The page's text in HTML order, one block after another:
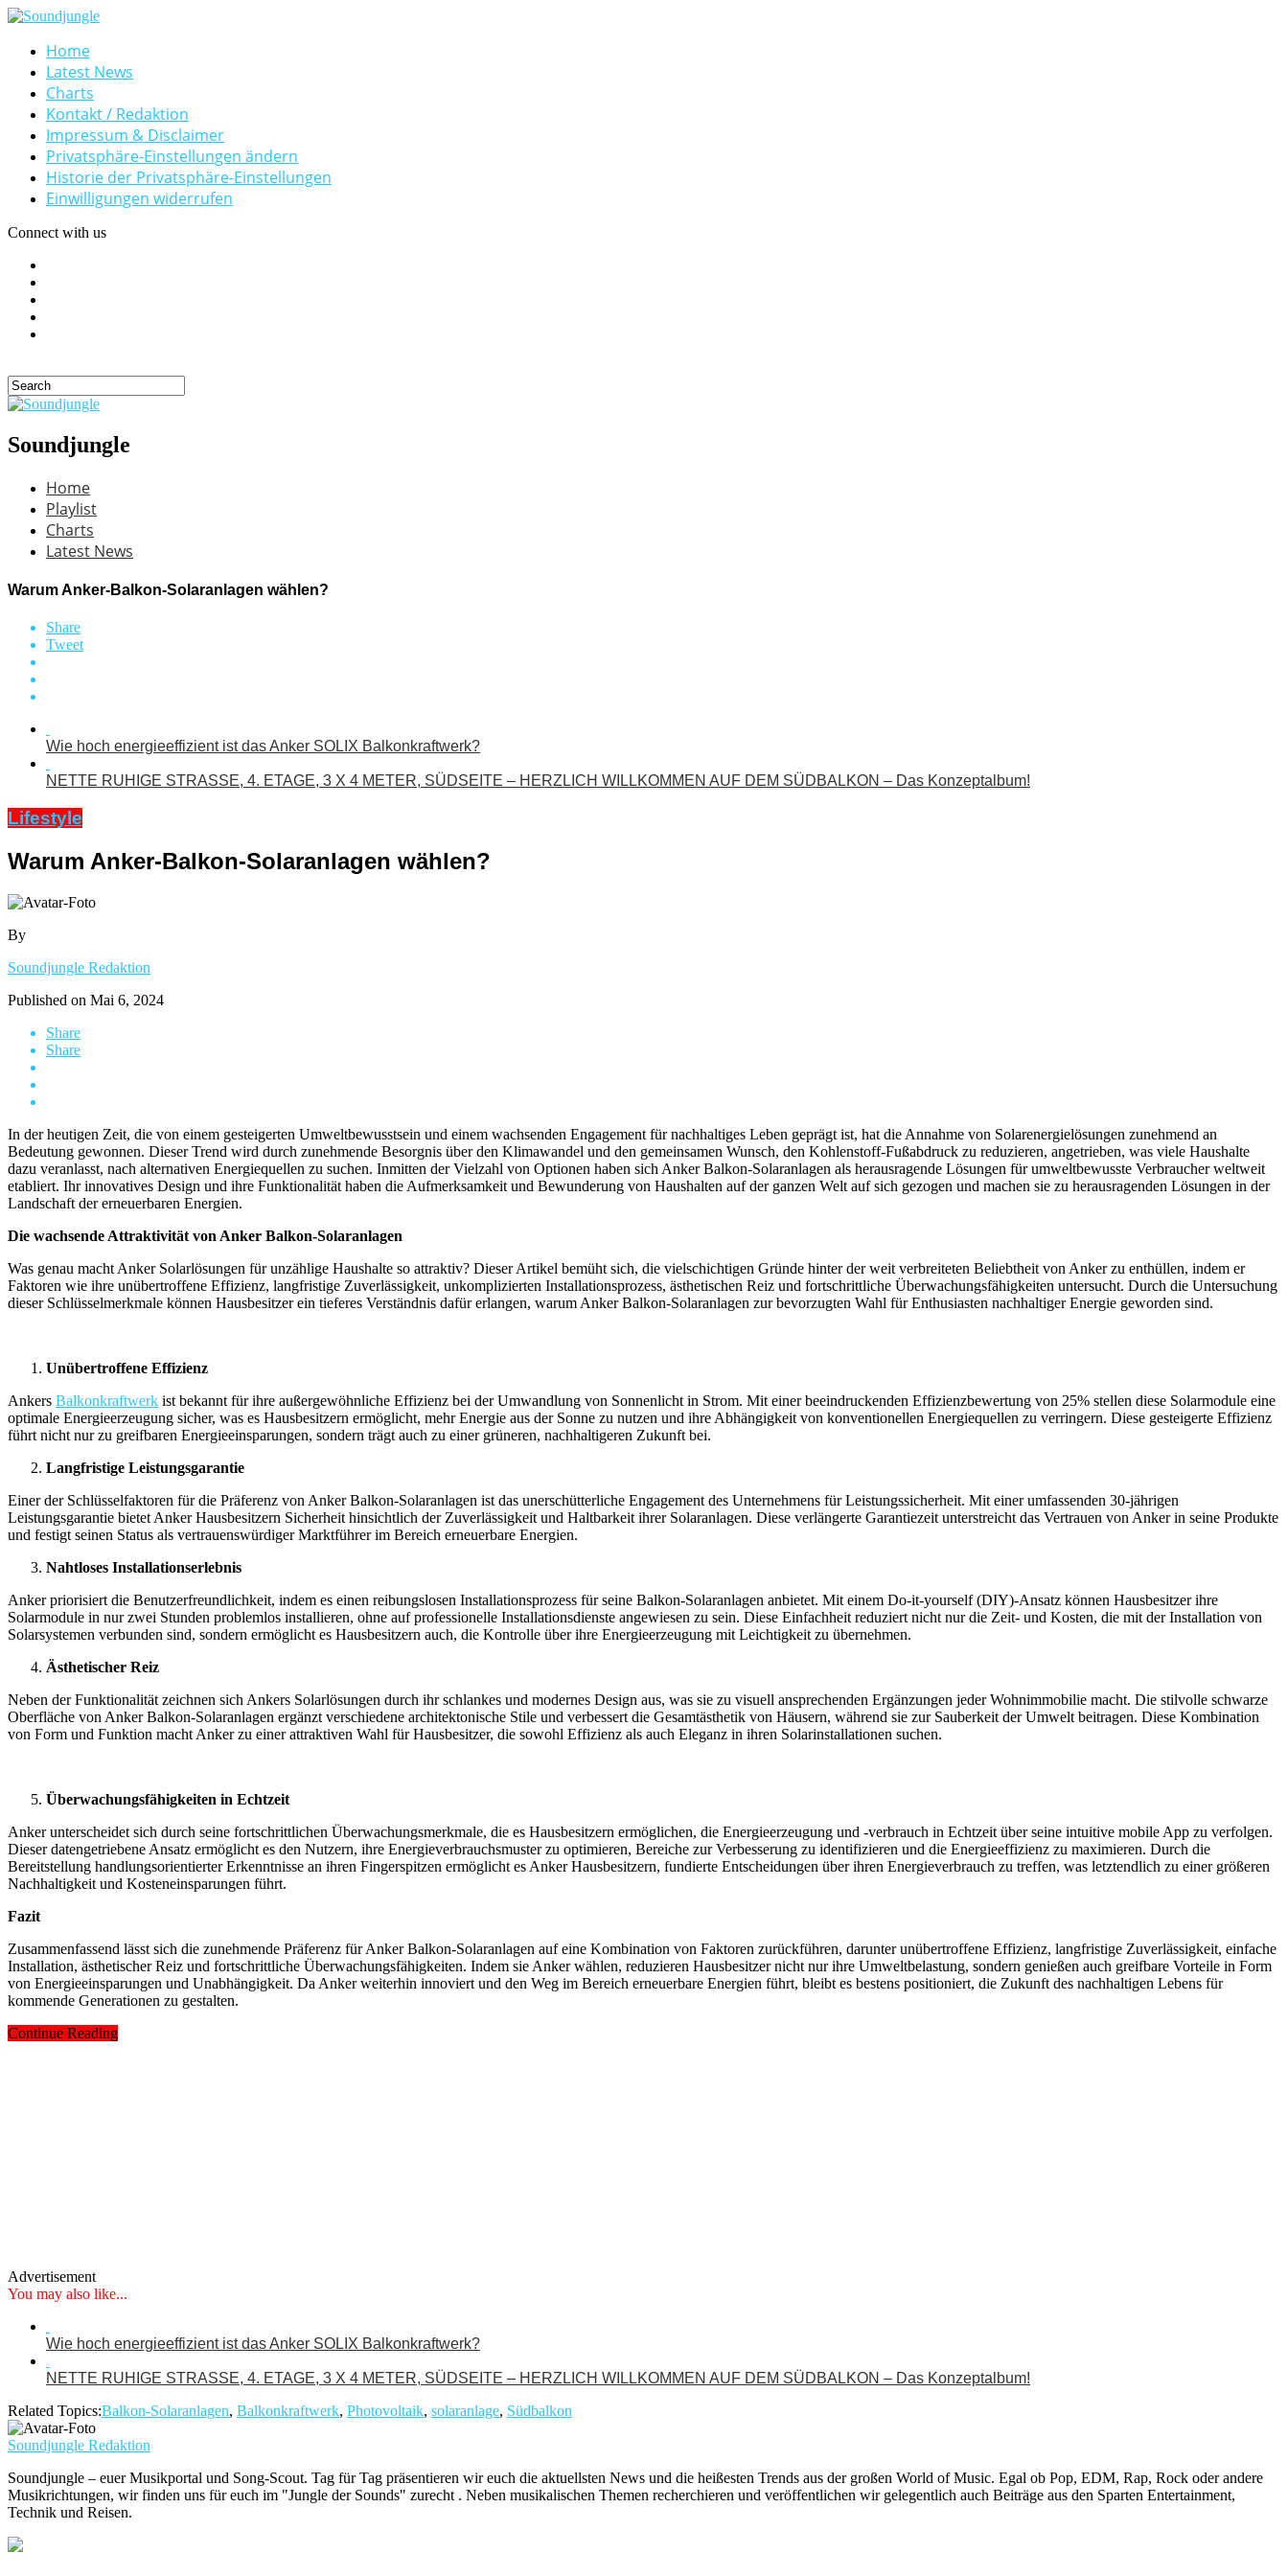
Home
Latest News
Charts
Kontakt / Redaktion
Impressum & Disclaimer
Privatsphäre-Einstellungen ändern
Historie der Privatsphäre-Einstellungen
Einwilligungen widerrufen
Connect with us
Soundjungle
Home
Playlist
Charts
Latest News
Warum Anker-Balkon-Solaranlagen wählen?
Share
Tweet
Wie hoch energieeffizient ist das Anker SOLIX Balkonkraftwerk?
NETTE RUHIGE STRASSE, 4. ETAGE, 3 X 4 METER, SÜDSEITE – HERZLICH WILLKOMMEN AUF DEM SÜDBALKON – Das Konzeptalbum!
Lifestyle
Warum Anker-Balkon-Solaranlagen wählen?
By
Soundjungle Redaktion
Published on Mai 6, 2024
Share
Share
In der heutigen Zeit, die von einem gesteigerten Umweltbewusstsein und einem wachsenden Engagement für nachhaltiges Leben geprägt ist, hat die Annahme von Solarenergielösungen zunehmend an
Bedeutung gewonnen. Dieser Trend wird durch zunehmende Besorgnis über den Klimawandel und den gemeinsamen Wunsch, den Kohlenstoff-Fußabdruck zu reduzieren, angetrieben, was viele Haushalte
dazu veranlasst, nach alternativen Energiequellen zu suchen. Inmitten der Vielzahl von Optionen haben sich Anker Balkon-Solaranlagen als herausragende Lösungen für umweltbewusste Verbraucher weltweit
etabliert. Ihr innovatives Design und ihre Funktionalität haben die Aufmerksamkeit und Bewunderung von Haushalten auf der ganzen Welt auf sich gezogen und machen sie zu herausragenden Lösungen in der
Landschaft der erneuerbaren Energien.
Die wachsende Attraktivität von Anker Balkon-Solaranlagen
Was genau macht Anker Solarlösungen für unzählige Haushalte so attraktiv? Dieser Artikel bemüht sich, die vielschichtigen Gründe hinter der weit verbreiteten Beliebtheit von Anker zu enthüllen, indem er
Faktoren wie ihre unübertroffene Effizienz, langfristige Zuverlässigkeit, unkomplizierten Installationsprozess, ästhetischen Reiz und fortschrittliche Überwachungsfähigkeiten untersucht. Durch die Untersuchung
dieser Schlüsselmerkmale können Hausbesitzer ein tieferes Verständnis dafür erlangen, warum Anker Balkon-Solaranlagen zur bevorzugten Wahl für Enthusiasten nachhaltiger Energie geworden sind.
Unübertroffene Effizienz
Ankers Balkonkraftwerk ist bekannt für ihre außergewöhnliche Effizienz bei der Umwandlung von Sonnenlicht in Strom. Mit einer beeindruckenden Effizienzbewertung von 25% stellen diese Solarmodule eine
optimale Energieerzeugung sicher, was es Hausbesitzern ermöglicht, mehr Energie aus der Sonne zu nutzen und ihre Abhängigkeit von konventionellen Energiequellen zu verringern. Diese gesteigerte Effizienz
führt nicht nur zu greifbaren Energieeinsparungen, sondern trägt auch zu einer grüneren, nachhaltigeren Zukunft bei.
Langfristige Leistungsgarantie
Einer der Schlüsselfaktoren für die Präferenz von Anker Balkon-Solaranlagen ist das unerschütterliche Engagement des Unternehmens für Leistungssicherheit. Mit einer umfassenden 30-jährigen
Leistungsgarantie bietet Anker Hausbesitzern Sicherheit hinsichtlich der Zuverlässigkeit und Haltbarkeit ihrer Solaranlagen. Diese verlängerte Garantiezeit unterstreicht das Vertrauen von Anker in seine Produkte
und festigt seinen Status als vertrauenswürdiger Marktführer im Bereich erneuerbare Energien.
Nahtloses Installationserlebnis
Anker priorisiert die Benutzerfreundlichkeit, indem es einen reibungslosen Installationsprozess für seine Balkon-Solaranlagen anbietet. Mit einem Do-it-yourself (DIY)-Ansatz können Hausbesitzer ihre
Solarmodule in nur zwei Stunden problemlos installieren, ohne auf professionelle Installationsdienste angewiesen zu sein. Diese Einfachheit reduziert nicht nur die Zeit- und Kosten, die mit der Installation von
Solarsystemen verbunden sind, sondern ermöglicht es Hausbesitzern auch, die Kontrolle über ihre Energieerzeugung mit Leichtigkeit zu übernehmen.
Ästhetischer Reiz
Neben der Funktionalität zeichnen sich Ankers Solarlösungen durch ihr schlankes und modernes Design aus, was sie zu visuell ansprechenden Ergänzungen jeder Wohnimmobilie macht. Die stilvolle schwarze
Oberfläche von Anker Balkon-Solaranlagen ergänzt verschiedene architektonische Stile und verbessert die Gesamtästhetik von Häusern, während sie zur Sauberkeit der Umwelt beitragen. Diese Kombination
von Form und Funktion macht Anker zu einer attraktiven Wahl für Hausbesitzer, die sowohl Effizienz als auch Eleganz in ihren Solarinstallationen suchen.
Überwachungsfähigkeiten in Echtzeit
Anker unterscheidet sich durch seine fortschrittlichen Überwachungsmerkmale, die es Hausbesitzern ermöglichen, die Energieerzeugung und -verbrauch in Echtzeit über seine intuitive mobile App zu verfolgen.
Dieser datengetriebene Ansatz ermöglicht es den Nutzern, ihre Energieverbrauchsmuster zu optimieren, Bereiche zur Verbesserung zu identifizieren und die Energieeffizienz zu maximieren. Durch die
Bereitstellung handlungsorientierter Erkenntnisse an ihren Fingerspitzen ermöglicht es Anker Hausbesitzern, fundierte Entscheidungen über ihren Energieverbrauch zu treffen, was letztendlich zu einer größeren
Nachhaltigkeit und Kosteneinsparungen führt.
Fazit
Zusammenfassend lässt sich die zunehmende Präferenz für Anker Balkon-Solaranlagen auf eine Kombination von Faktoren zurückführen, darunter unübertroffene Effizienz, langfristige Zuverlässigkeit, einfache
Installation, ästhetischer Reiz und fortschrittliche Überwachungsfähigkeiten. Indem sie Anker wählen, reduzieren Hausbesitzer nicht nur ihre Umweltbelastung, sondern genießen auch greifbare Vorteile in Form
von Energieeinsparungen und Unabhängigkeit. Da Anker weiterhin innoviert und den Weg im Bereich erneuerbare Energien führt, bleibt es bestens positioniert, die Zukunft des nachhaltigen Lebens für
kommende Generationen zu gestalten.
Continue Reading
Advertisement
You may also like...
Wie hoch energieeffizient ist das Anker SOLIX Balkonkraftwerk?
NETTE RUHIGE STRASSE, 4. ETAGE, 3 X 4 METER, SÜDSEITE – HERZLICH WILLKOMMEN AUF DEM SÜDBALKON – Das Konzeptalbum!
Related Topics:Balkon-Solaranlagen, Balkonkraftwerk, Photovoltaik, solaranlage, Südbalkon
Soundjungle Redaktion
Soundjungle – euer Musikportal und Song-Scout. Tag für Tag präsentieren wir euch die aktuellsten News und die heißesten Trends aus der großen World of Music. Egal ob Pop, EDM, Rap, Rock oder andere
Musikrichtungen, wir finden uns für euch im "Jungle der Sounds" zurecht . Neben musikalischen Themen recherchieren und veröffentlichen wir gelegentlich auch Beiträge aus den Sparten Entertainment,
Technik und Reisen.